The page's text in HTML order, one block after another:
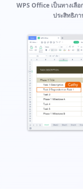
WPS Office เป็นทางเลื
ประสิทธิภ